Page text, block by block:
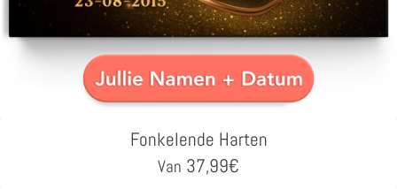
Fonkelende Harten
Van 37,99€